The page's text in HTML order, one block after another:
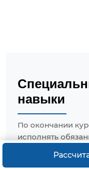
навыки
По окончании
исполнять
обладает
компетенциями: